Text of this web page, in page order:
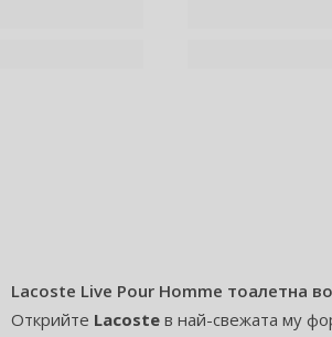
Lacoste Live Pour Homme тоалетна
Открийте Lacoste в най-свежата му